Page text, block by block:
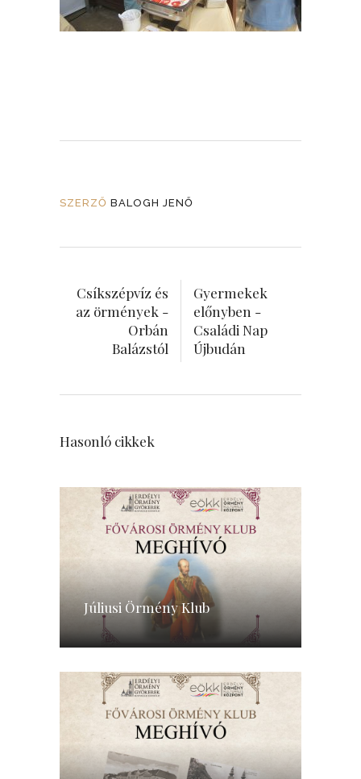
SZERZŐ BALOGH JENŐ
Csíkszépvíz és
az örmények -
Orbán
Balázstól
Gyermekek
előnyben -
Családi Nap
Újbudán
Hasonló cikkek
Júliusi Örmény Klub